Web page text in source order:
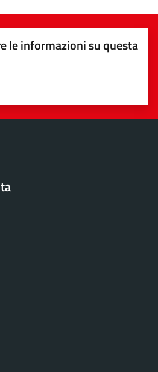
le informazioni su questa
stelle su 5
su 5
5